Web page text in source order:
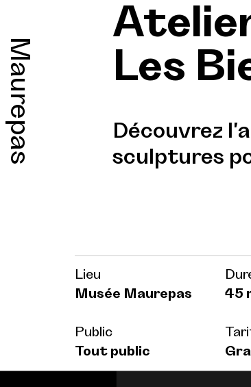
Maurepas
Les
Découvrez
sculptures
Lieu
Musée Maurepas
45
Public
Tout public